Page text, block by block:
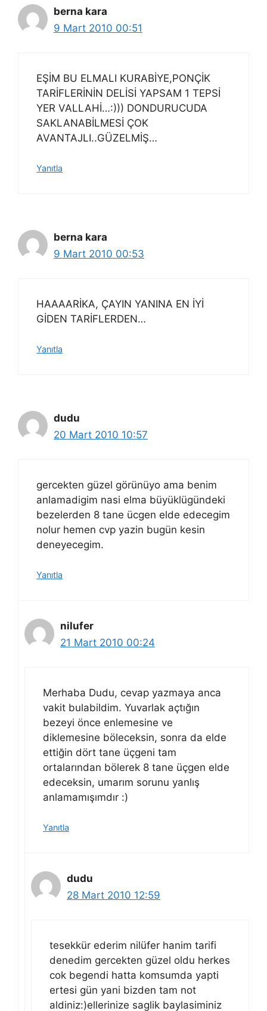
berna kara
9 Mart 2010 00:51
EŞİM BU ELMALI KURABİYE,PONÇİK
TARİFLERİNİN DELİSİ YAPSAM 1 TEPSİ
YER VALLAHİ…:))) DONDURUCUDA
SAKLANABİLMESİ ÇOK
AVANTAJLI..GÜZELMİŞ…
Yanıtla
berna kara
9 Mart 2010 00:53
HAAAARİKA, ÇAYIN YANINA EN İYİ
GİDEN TARİFLERDEN…
Yanıtla
dudu
20 Mart 2010 10:57
gercekten güzel görünüyo ama benim
anlamadigim nasi elma büyüklügündeki
bezelerden 8 tane ücgen elde edecegim
nolur hemen cvp yazin bugün kesin
deneyecegim.
Yanıtla
nilufer
21 Mart 2010 00:24
Merhaba Dudu, cevap yazmaya anca
vakit bulabildim. Yuvarlak açtığın
bezeyi önce enlemesine ve
diklemesine böleceksin, sonra da elde
ettiğin dört tane üçgeni tam
ortalarından bölerek 8 tane üçgen elde
edeceksin, umarım sorunu yanlış
anlamamışımdır :)
Yanıtla
dudu
28 Mart 2010 12:59
tesekkür ederim nilüfer hanim tarifi
denedim gercekten güzel oldu herkes
cok begendi hatta komsumda yapti
ertesi gün yani bizden tam not
aldiniz:)ellerinize saglik baylasiminiz